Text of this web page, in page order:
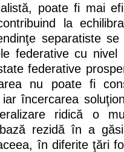
poate fi mai
la
separatiste
federative cu nivel
federative
nu poate fi
încercarea
ridică o
rezidă în a
în diferite ţări